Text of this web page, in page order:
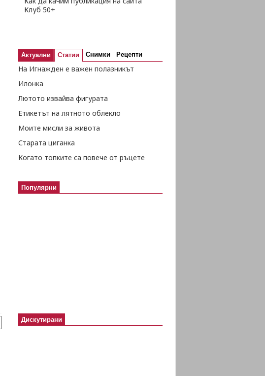
Клуб 50+
Актуални Статии Снимки Рецепти
На Игнажден е важен полазникът
Илонка
Лютото извайва фигурата
Етикетът на лятното облекло
Моите мисли за живота
Старата циганка
Когато топките са повече от ръцете
Популярни
Дискутирани